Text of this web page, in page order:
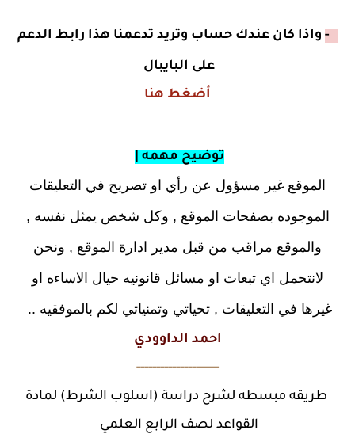
واذا كان عندك حساب وتريد تدعمنا هذا رابط الدعم
على البايبال
أضغط هنا
توضيح مهمه |
الموقع غير مسؤول عن رأي او تصريح في التعليقات
الموجوده بصفحات الموقع , وكل شخص يمثل نفسه ,
والموقع مراقب من قبل مدير ادارة الموقع , ونحن
لانتحمل اي تبعات او مسائل قانونيه حيال الاساءه او
غيرها في التعليقات , تحياتي وتمنياتي لكم بالموفقيه ..
احمد الداوودي
---------------------
طريقه مبسطه لشرح دراسة (اسلوب الشرط) لمادة
القواعد لصف الرابع العلمي